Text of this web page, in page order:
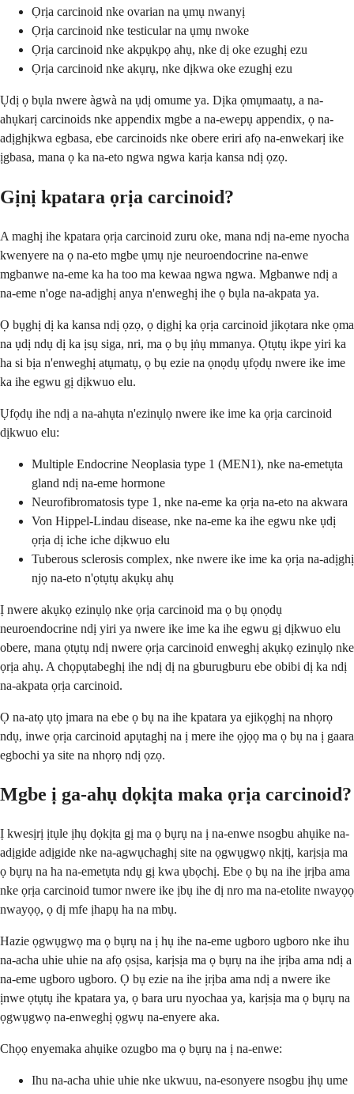
Ọrịa carcinoid nke ovarian na ụmụ nwanyị
Ọrịa carcinoid nke testicular na ụmụ nwoke
Ọrịa carcinoid nke akpụkpọ ahụ, nke dị oke ezughị ezu
Ọrịa carcinoid nke akụrụ, nke dịkwa oke ezughị ezu
Ụdị ọ bụla nwere àgwà na ụdị omume ya. Dịka ọmụmaatụ, a na-
ahụkarị carcinoids nke appendix mgbe a na-ewepụ appendix, ọ na-
adịghịkwa egbasa, ebe carcinoids nke obere eriri afọ na-enwekarị ike
ịgbasa, mana ọ ka na-eto ngwa ngwa karịa kansa ndị ọzọ.
Gịnị kpatara ọrịa carcinoid?
A maghị ihe kpatara ọrịa carcinoid zuru oke, mana ndị na-eme nyocha
kwenyere na ọ na-eto mgbe ụmụ nje neuroendocrine na-enwe
mgbanwe na-eme ka ha too ma kewaa ngwa ngwa. Mgbanwe ndị a
na-eme n'oge na-adịghị anya n'enweghị ihe ọ bụla na-akpata ya.
Ọ bụghị dị ka kansa ndị ọzọ, ọ dịghị ka ọrịa carcinoid jikọtara nke ọma
na ụdị ndụ dị ka ịsụ siga, nri, ma ọ bụ ịṅụ mmanya. Ọtụtụ ikpe yiri ka
ha si bịa n'enweghị atụmatụ, ọ bụ ezie na ọnọdụ ụfọdụ nwere ike ime
ka ihe egwu gị dịkwuo elu.
Ụfọdụ ihe ndị a na-ahụta n'ezinụlọ nwere ike ime ka ọrịa carcinoid
dịkwuo elu:
Multiple Endocrine Neoplasia type 1 (MEN1), nke na-emetụta
gland ndị na-eme hormone
Neurofibromatosis type 1, nke na-eme ka ọrịa na-eto na akwara
Von Hippel-Lindau disease, nke na-eme ka ihe egwu nke ụdị
ọrịa dị iche iche dịkwuo elu
Tuberous sclerosis complex, nke nwere ike ime ka ọrịa na-adịghị
njọ na-eto n'ọtụtụ akụkụ ahụ
Ị nwere akụkọ ezinụlọ nke ọrịa carcinoid ma ọ bụ ọnọdụ
neuroendocrine ndị yiri ya nwere ike ime ka ihe egwu gị dịkwuo elu
obere, mana ọtụtụ ndị nwere ọrịa carcinoid enweghị akụkọ ezinụlọ nke
ọrịa ahụ. A chọpụtabeghị ihe ndị dị na gburugburu ebe obibi dị ka ndị
na-akpata ọrịa carcinoid.
Ọ na-atọ ụtọ ịmara na ebe ọ bụ na ihe kpatara ya ejikọghị na nhọrọ
ndụ, inwe ọrịa carcinoid apụtaghị na ị mere ihe ọjọọ ma ọ bụ na ị gaara
egbochi ya site na nhọrọ ndị ọzọ.
Mgbe ị ga-ahụ dọkịta maka ọrịa carcinoid?
Ị kwesịrị ịtụle ịhụ dọkịta gị ma ọ bụrụ na ị na-enwe nsogbu ahụike na-
adịgide adịgide nke na-agwụchaghị site na ọgwụgwọ nkịtị, karịsịa ma
ọ bụrụ na ha na-emetụta ndụ gị kwa ụbọchị. Ebe ọ bụ na ihe ịrịba ama
nke ọrịa carcinoid tumor nwere ike ịbụ ihe dị nro ma na-etolite nwayọọ
nwayọọ, ọ dị mfe ịhapụ ha na mbụ.
Hazie ọgwụgwọ ma ọ bụrụ na ị hụ ihe na-eme ugboro ugboro nke ihu
na-acha uhie uhie na afọ ọsịsa, karịsịa ma ọ bụrụ na ihe ịrịba ama ndị a
na-eme ugboro ugboro. Ọ bụ ezie na ihe ịrịba ama ndị a nwere ike
ịnwe ọtụtụ ihe kpatara ya, ọ bara uru nyochaa ya, karịsịa ma ọ bụrụ na
ọgwụgwọ na-enweghị ọgwụ na-enyere aka.
Chọọ enyemaka ahụike ozugbo ma ọ bụrụ na ị na-enwe:
Ihu na-acha uhie uhie nke ukwuu, na-esonyere nsogbu ịhụ ume